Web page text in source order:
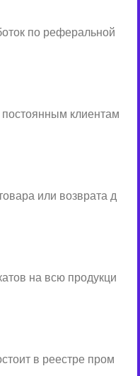
по реферальной
клиентам
или возврата д
на всю продукци
в реестре пром